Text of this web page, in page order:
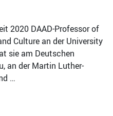
2020 DAAD-Professor of
Culture an der University
sie am Deutschen
an der Martin Luther-
…